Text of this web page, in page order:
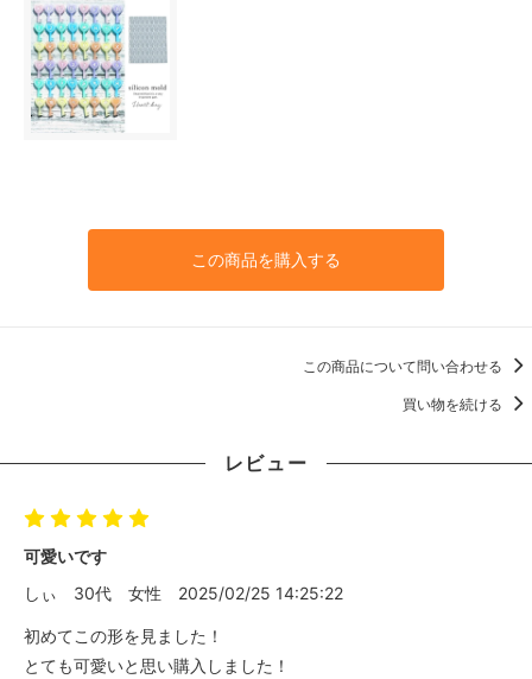
この商品を購入する
この商品について問い合わせる
買い物を続ける
レビュー
可愛いです
しぃ
30代 女性 2025/02/25 14:25:22
初めてこの形を見ました！
とても可愛いと思い購入しました！